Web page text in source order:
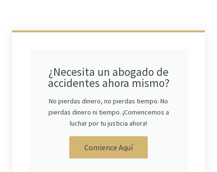
¿Necesita un abogado de
accidentes ahora mismo?
No pierdas dinero, no pierdas tiempo. No
pierdas dinero ni tiempo. ¡Comencemos a
luchar por tu justicia ahora!
Comience Aquí